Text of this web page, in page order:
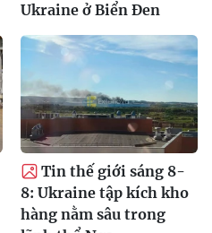
Ukraine ở Biển Đen
Tin thế giới sáng 8-
8: Ukraine tập kích kho
hàng nằm sâu trong